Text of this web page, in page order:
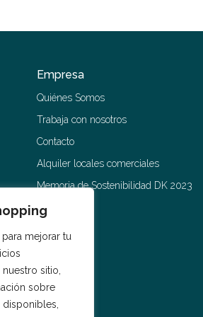
mejorar tu
sitio,
sobre
Empresa
Quiénes Somos
Trabaja con nosotros
Contacto
Alquiler locales comerciales
Memoria de Sostenibilidad DK 2023